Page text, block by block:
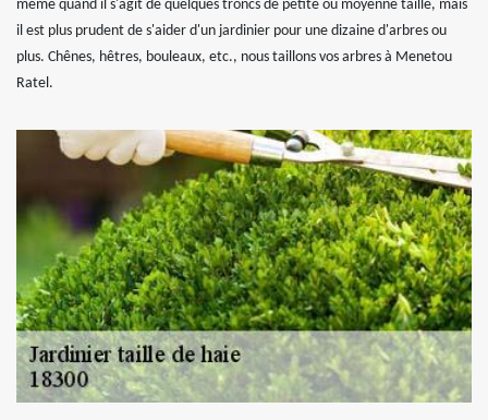
même quand il s'agit de quelques troncs de petite ou moyenne taille, mais
il est plus prudent de s'aider d'un jardinier pour une dizaine d'arbres ou
plus. Chênes, hêtres, bouleaux, etc., nous taillons vos arbres à Menetou
Ratel.